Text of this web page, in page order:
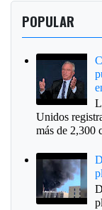
POPULAR
Unidos
más de 2,300